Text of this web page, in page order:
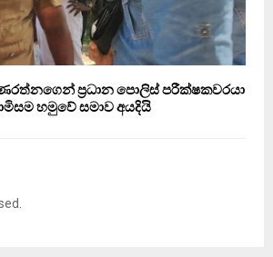
ප්‍රධාන පොලිස් පරීක්ෂකවරයා
හමුවේ සමාව අයදියි